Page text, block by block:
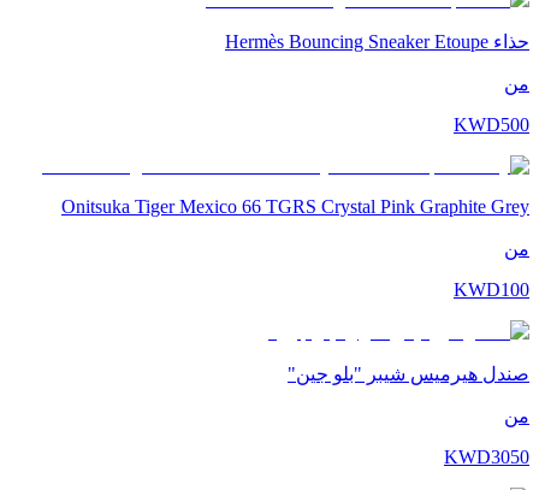
حذاء Hermès Bouncing Sneaker Etoupe
من
KWD500
Onitsuka Tiger Mexico 66 TGRS Crystal Pink Graphite Grey
من
KWD100
صندل هيرميس شيبر "بلو جين"
من
KWD3050